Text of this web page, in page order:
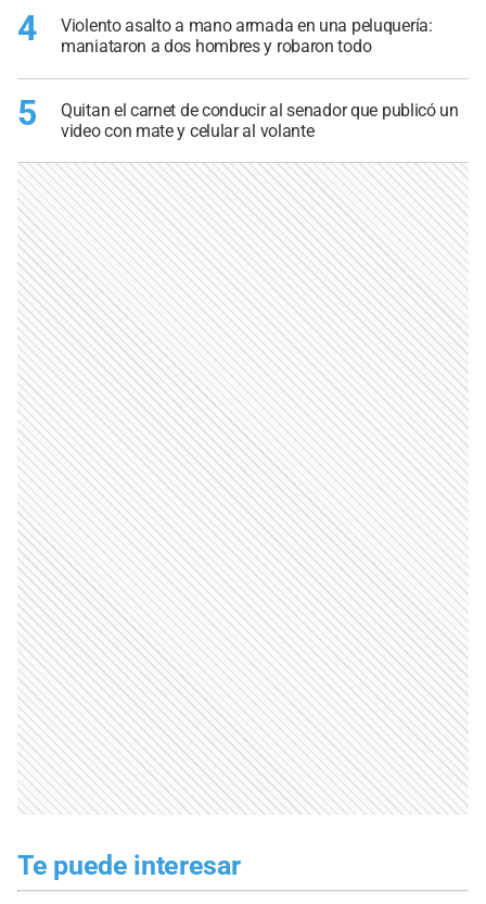
4
Violento asalto a mano armada en una peluquería:
maniataron a dos hombres y robaron todo
5
Quitan el carnet de conducir al senador que publicó un
video con mate y celular al volante
Te puede interesar